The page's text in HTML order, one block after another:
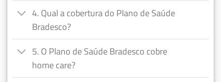
4. Qual a cobertura do Plano de Saúde
Bradesco?
5. O Plano de Saúde Bradesco cobre
home care?